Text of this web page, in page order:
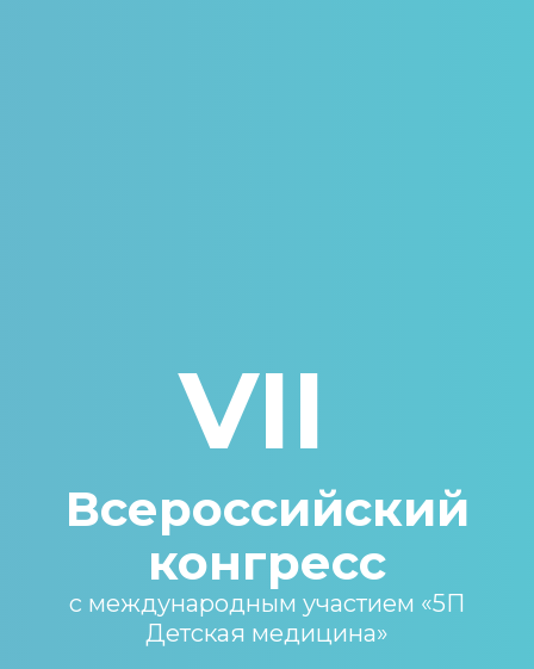
VII
Всероссийский
конгресс
с международным участием «5П
Детская медицина»